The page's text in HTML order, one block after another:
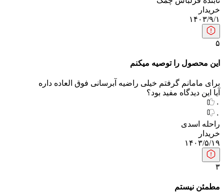
خریدار
۱۴۰۳/۹/۱
۵
این محصول را توصیه میکنم
برای مامانم گرفتم خیلی راضیه آبرسانی فوق العاده داره
آیا این دیدگاه مفید بود؟
۰
۰
راحله اسدی
خریدار
۱۴۰۳/۵/۱۹
۳
مطمئن نیستم